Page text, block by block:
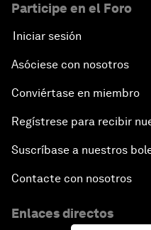
Participe en el Foro
Iniciar sesión
Asóciese con nosotros
Conviértase en miembro
Regístrese para recibir
Suscríbase a nuestros
Contacte con nosotros
Enlaces directos